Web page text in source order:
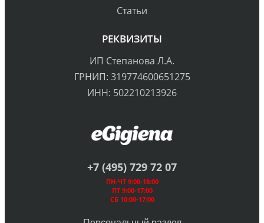
Статьи
РЕКВИЗИТЫ
ИП Степанова Л.А.
ГРНИП: 319774600651275
ИНН: 502210213926
+7 (495) 729 72 07
ПН-ЧТ 9:00-18:00
ПТ 9:00-17:00
СБ 10:00-17:00